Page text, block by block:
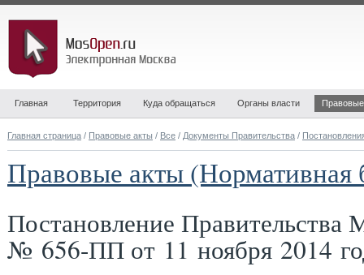
Главная Территория Куда обращаться Органы власти
Главная страница / Правовые акты / Все / Документы Правительства /
Правовые акты (Нормативная
Постановление Правительства
№ 656-ПП от 11 ноября 2014